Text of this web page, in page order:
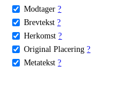
Modtager ?
Brevtekst ?
Herkomst ?
Original Placering ?
Metatekst ?